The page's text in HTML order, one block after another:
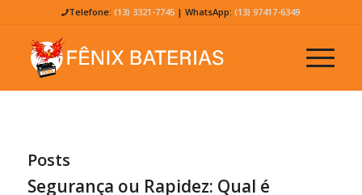
Telefone:(13) 3321-7745 | WhatsApp:(13) 97417-6349
Posts
Segurança ou Rapidez: Qual é